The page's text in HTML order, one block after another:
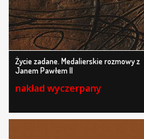
Życie zadane. Medalierskie rozmowy z
Janem Pawłem II
nakład wyczerpany